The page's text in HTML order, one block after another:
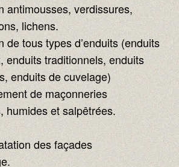
antimousses, verdissures,
lichens.
de tous types d’enduits (enduits
enduits traditionnels, enduits
enduits de cuvelage)
de maçonneries
humides et salpêtrées.
des façades